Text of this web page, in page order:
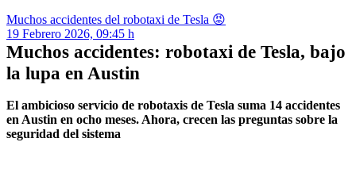
Muchos accidentes del robotaxi de Tesla 😡
19 Febrero 2026, 09:45 h
Muchos accidentes: robotaxi de Tesla, bajo
la lupa en Austin
El ambicioso servicio de robotaxis de Tesla suma 14 accidentes
en Austin en ocho meses. Ahora, crecen las preguntas sobre la
seguridad del sistema